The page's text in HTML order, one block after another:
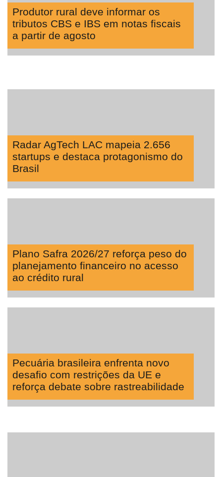
Produtor rural deve informar os
tributos CBS e IBS em notas fiscais
a partir de agosto
Radar AgTech LAC mapeia 2.656
startups e destaca protagonismo do
Brasil
Plano Safra 2026/27 reforça peso do
planejamento financeiro no acesso
ao crédito rural
Pecuária brasileira enfrenta novo
desafio com restrições da UE e
reforça debate sobre rastreabilidade